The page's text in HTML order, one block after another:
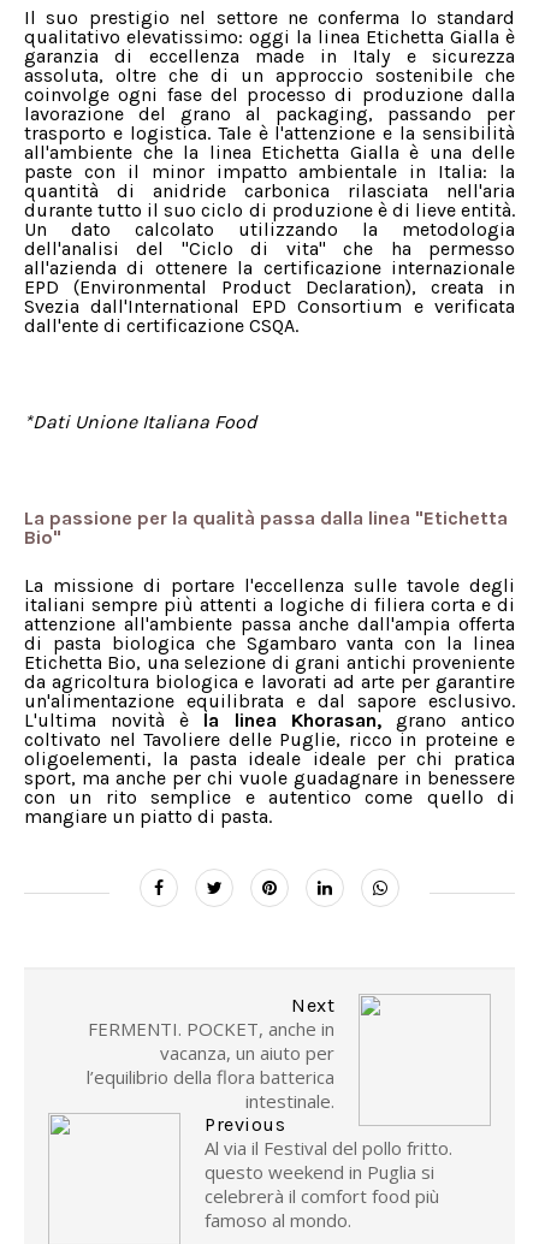
Il suo prestigio nel settore ne conferma lo standard
qualitativo elevatissimo: oggi la linea Etichetta Gialla è
garanzia di eccellenza made in Italy e sicurezza
assoluta, oltre che di un approccio sostenibile che
coinvolge ogni fase del processo di produzione dalla
lavorazione del grano al packaging, passando per
trasporto e logistica. Tale è l'attenzione e la sensibilità
all'ambiente che la linea Etichetta Gialla è una delle
paste con il minor impatto ambientale in Italia: la
quantità di anidride carbonica rilasciata nell'aria
durante tutto il suo ciclo di produzione è di lieve entità.
Un dato calcolato utilizzando la metodologia
dell'analisi del "Ciclo di vita" che ha permesso
all'azienda di ottenere la certificazione internazionale
EPD (Environmental Product Declaration), creata in
Svezia dall'International EPD Consortium e verificata
dall'ente di certificazione CSQA.
*Dati Unione Italiana Food
La passione per la qualità passa dalla linea "Etichetta
Bio"
La missione di portare l'eccellenza sulle tavole degli
italiani sempre più attenti a logiche di filiera corta e di
attenzione all'ambiente passa anche dall'ampia offerta
di pasta biologica che Sgambaro vanta con la linea
Etichetta Bio, una selezione di grani antichi proveniente
da agricoltura biologica e lavorati ad arte per garantire
un'alimentazione equilibrata e dal sapore esclusivo.
L'ultima novità è la linea Khorasan,grano antico
coltivato nel Tavoliere delle Puglie, ricco in proteine e
oligoelementi, la pasta ideale ideale per chi pratica
sport, ma anche per chi vuole guadagnare in benessere
con un rito semplice e autentico come quello di
mangiare un piatto di pasta.
Next
FERMENTI. POCKET, anche in
vacanza, un aiuto per
l’equilibrio della flora batterica
intestinale.
Previous
Al via il Festival del pollo fritto.
questo weekend in Puglia si
celebrerà il comfort food più
famoso al mondo.